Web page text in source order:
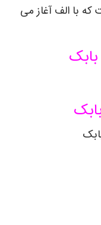
که با الف آغاز می